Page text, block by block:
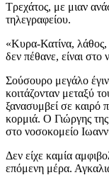
Τρεχάτος, με μιαν
τηλεγραφείου.
«Κυρα-Κατίνα,
δεν πέθανε, είναι στο
Σούσουρο μεγάλο
κοιτάζονταν μεταξύ
ξανασυμβεί σε καιρό
κορμιά. Ο Γιώργης
στο νοσοκομείο
Δεν είχε καμία
επόμενη μέρα.